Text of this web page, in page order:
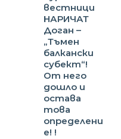
вестници
НАРИЧАТ
Доган –
„Тъмен
балкански
субект“!
От него
дошло и
остава
това
определени
е! !